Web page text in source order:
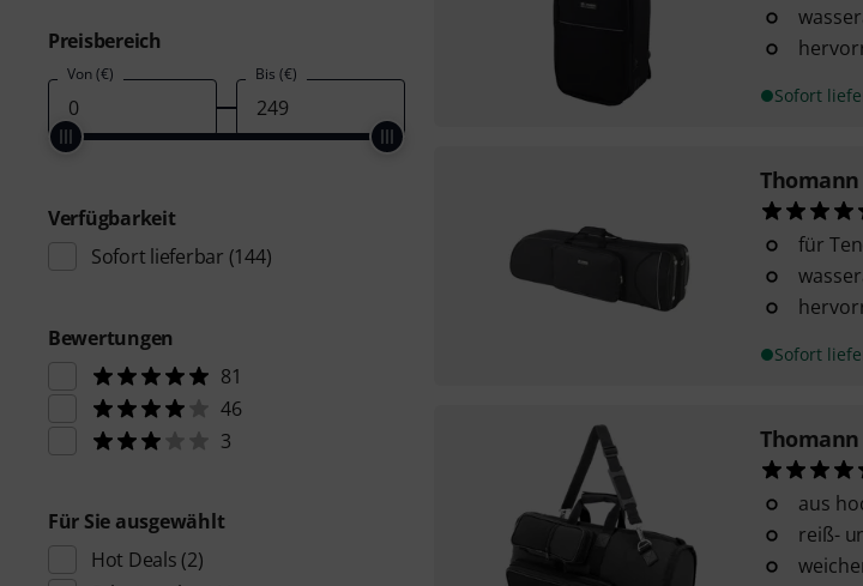
Preisbereich
Von (€) Bis (€)
Verfügbarkeit
Sofort lieferbar (144)
Bewertungen
81
46
3
Für Sie ausgewählt
Hot Deals (2)
Sofort
Thomann
für
Sofort
Thomann
aus
reiß-